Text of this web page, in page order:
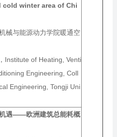
cold winter area of Chi
械与能源动力学院暖通空
Institute of Heating, Venti
Engineering, Coll
Engineering, Tongji Uni
机遇——欧洲建筑总能耗概